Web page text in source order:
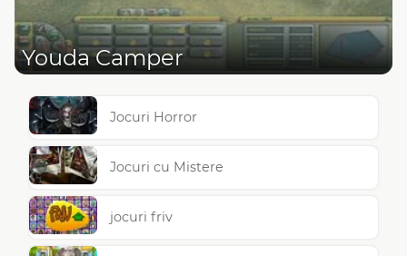
Youda Camper
Jocuri Horror
Jocuri cu Mistere
jocuri friv